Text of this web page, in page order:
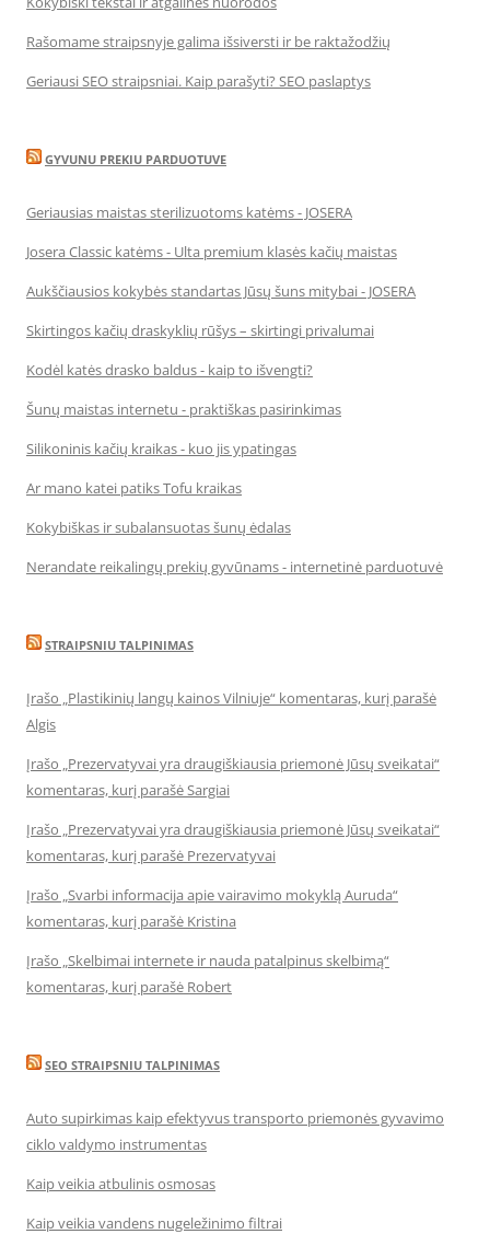
Rašomame straipsnyje galima išsiversti ir be raktažodžių
Geriausi SEO straipsniai. Kaip parašyti? SEO paslaptys
GYVUNU PREKIU PARDUOTUVE
Geriausias maistas sterilizuotoms katėms - JOSERA
Josera Classic katėms - Ulta premium klasės kačių maistas
Aukščiausios kokybės standartas Jūsų šuns mitybai - JOSERA
Skirtingos kačių draskyklių rūšys – skirtingi privalumai
Kodėl katės drasko baldus - kaip to išvengti?
Šunų maistas internetu - praktiškas pasirinkimas
Silikoninis kačių kraikas - kuo jis ypatingas
Ar mano katei patiks Tofu kraikas
Kokybiškas ir subalansuotas šunų ėdalas
Nerandate reikalingų prekių gyvūnams - internetinė parduotuvė
STRAIPSNIU TALPINIMAS
Įrašo „Plastikinių langų kainos Vilniuje“ komentaras, kurį parašė
Algis
Įrašo „Prezervatyvai yra draugiškiausia priemonė Jūsų sveikatai“
komentaras, kurį parašė Sargiai
Įrašo „Prezervatyvai yra draugiškiausia priemonė Jūsų sveikatai“
komentaras, kurį parašė Prezervatyvai
Įrašo „Svarbi informacija apie vairavimo mokyklą Auruda“
komentaras, kurį parašė Kristina
Įrašo „Skelbimai internete ir nauda patalpinus skelbimą“
komentaras, kurį parašė Robert
SEO STRAIPSNIU TALPINIMAS
Auto supirkimas kaip efektyvus transporto priemonės gyvavimo
ciklo valdymo instrumentas
Kaip veikia atbulinis osmosas
Kaip veikia vandens nugeležinimo filtrai